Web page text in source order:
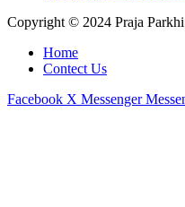
Copyright © 2024 Praja
Home
Contect Us
Facebook X Messenger